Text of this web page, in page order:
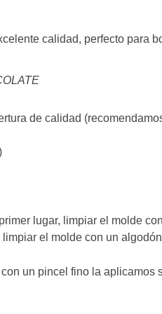
de calidad
lugar, limpiar el molde
el molde con un
un pincel fino la aplicamos